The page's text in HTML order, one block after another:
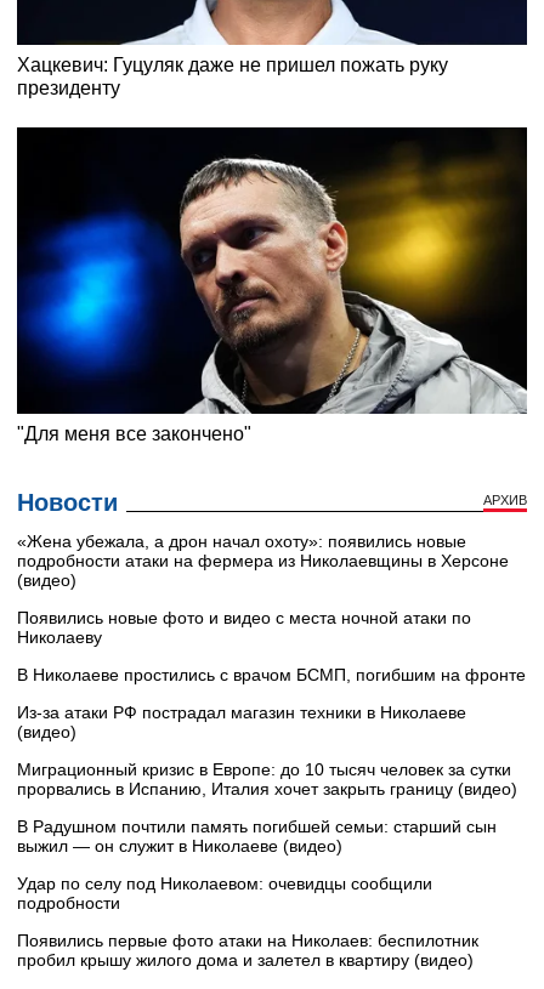
Новости АРХИВ
«Жена убежала, а дрон начал охоту»: появились новые
подробности атаки на фермера из Николаевщины в Херсоне
(видео)
Появились новые фото и видео с места ночной атаки по
Николаеву
В Николаеве простились с врачом БСМП, погибшим на фронте
Из-за атаки РФ пострадал магазин техники в Николаеве
(видео)
Миграционный кризис в Европе: до 10 тысяч человек за сутки
прорвались в Испанию, Италия хочет закрыть границу (видео)
В Радушном почтили память погибшей семьи: старший сын
выжил — он служит в Николаеве (видео)
Удар по селу под Николаевом: очевидцы сообщили
подробности
Появились первые фото атаки на Николаев: беспилотник
пробил крышу жилого дома и залетел в квартиру (видео)